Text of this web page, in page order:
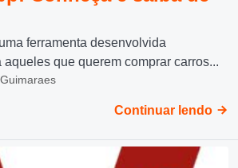
ferramenta desenvolvida
que querem comprar carros...
Continuar lendo